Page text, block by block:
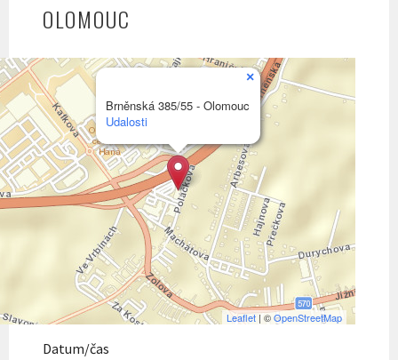
OLOMOUC
Brněnská 385/55 - Olomouc
Udalosti
×
Leaflet| ©OpenStreetMap
Datum/čas